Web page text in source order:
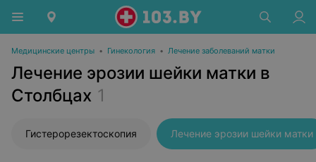
Медицинские центры • Гинекология • Лечение заболеваний матки
Лечение эрозии шейки матки в
Столбцах 1
Гистерорезектоскопия Лечение эрозии шейки матки